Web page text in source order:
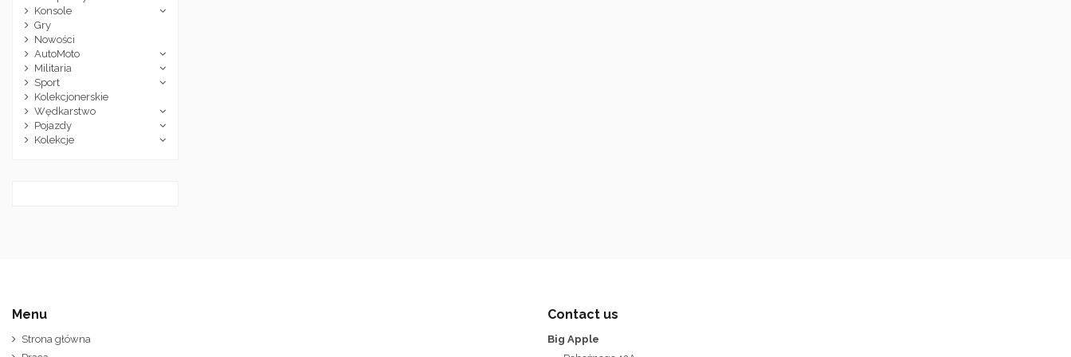
Konsole
Gry
Nowości
AutoMoto
Militaria
Sport
Kolekcjonerskie
Wędkarstwo
Pojazdy
Kolekcje
Menu
Strona główna
Contact us
Big Apple